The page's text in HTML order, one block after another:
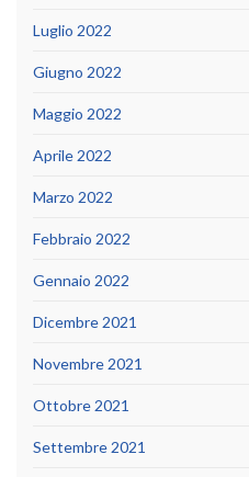
Luglio 2022
Giugno 2022
Maggio 2022
Aprile 2022
Marzo 2022
Febbraio 2022
Gennaio 2022
Dicembre 2021
Novembre 2021
Ottobre 2021
Settembre 2021